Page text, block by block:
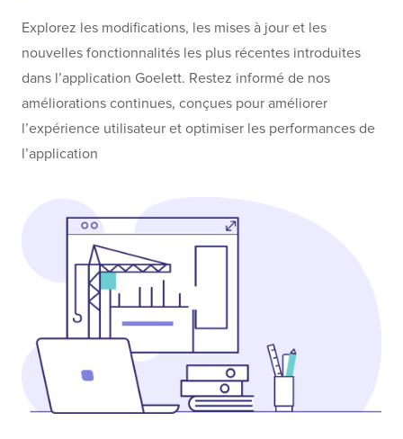
Explorez les modifications, les mises à jour et les
nouvelles fonctionnalités les plus récentes introduites
dans l’application Goelett. Restez informé de nos
améliorations continues, conçues pour améliorer
l’expérience utilisateur et optimiser les performances de
l’application